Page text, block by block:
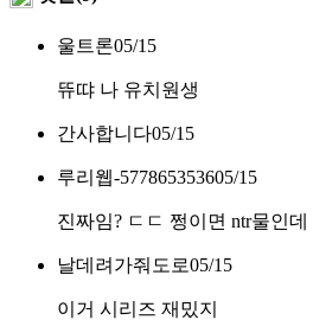
울트론ㅤ05/15
뜌땨 나 유치원생
간사합니다05/15
루리웹-577865353605/15
진짜임? ㄷㄷ 쩡이면 ntr물인데
날데려가줘도로05/15
이거 시리즈 재밌지